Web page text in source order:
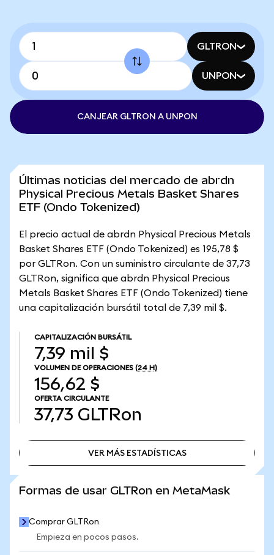
GLTRON
UNPON
CANJEAR GLTRON A UNPON
Últimas noticias del mercado de abrdn
Physical Precious Metals Basket Shares
ETF (Ondo Tokenized)
El precio actual de abrdn Physical Precious Metals
Basket Shares ETF (Ondo Tokenized) es 195,78 $
por GLTRon. Con un suministro circulante de 37,73
GLTRon, significa que abrdn Physical Precious
Metals Basket Shares ETF (Ondo Tokenized) tiene
una capitalización bursátil total de 7,39 mil $.
CAPITALIZACIÓN BURSÁTIL
7,39 mil $
VOLUMEN DE OPERACIONES (24 H)
156,62 $
OFERTA CIRCULANTE
37,73 GLTRon
VER MÁS ESTADÍSTICAS
Formas de usar GLTRon en MetaMask
Comprar GLTRon
Empieza en pocos pasos.